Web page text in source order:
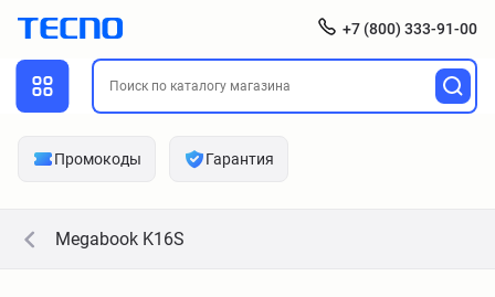
+7 (800) 333-91-00
Промокоды Гарантия
Megabook K16S